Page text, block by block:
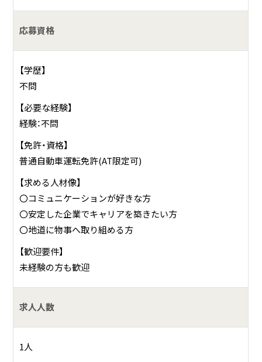
応募資格
【学歴】
不問
【必要な経験】
経験：不問
【免許・資格】
普通自動車運転免許(AT限定可)
【求める人材像】
〇コミュニケーションが好きな方
〇安定した企業でキャリアを築きたい方
〇地道に物事へ取り組める方
【歓迎要件】
未経験の方も歓迎
求人人数
1人